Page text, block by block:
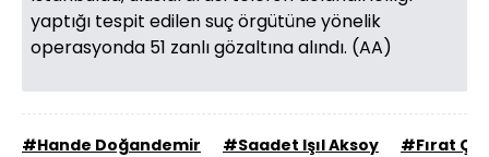
yaptığı tespit edilen suç örgütüne yönelik
operasyonda 51 zanlı gözaltına alındı. (AA)
#Hande Doğandemir #Saadet Işıl Aksoy #Fırat